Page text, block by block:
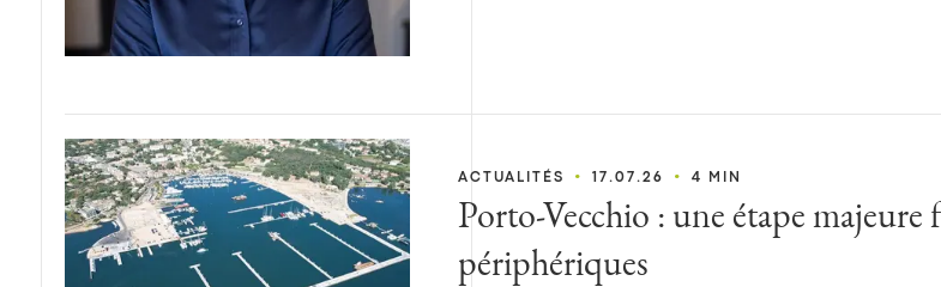
ACTUALITÉS • 17.07.26 • 4 MIN
Porto-Vecchio : une étape
périphériques